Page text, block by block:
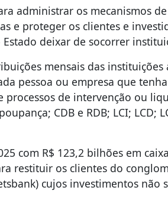
administrar os mecanismos
e proteger os clientes e
deixar de socorrer
mensais das
pessoa ou empresa que
processos de intervenção ou
CDB e RDB; LCI; LCD;
com R$ 123,2 bilhões em
restituir os clientes do
cujos investimentos não